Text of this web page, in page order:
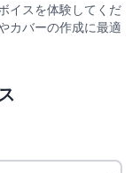
イスを体験してくだ
カバーの作成に最適